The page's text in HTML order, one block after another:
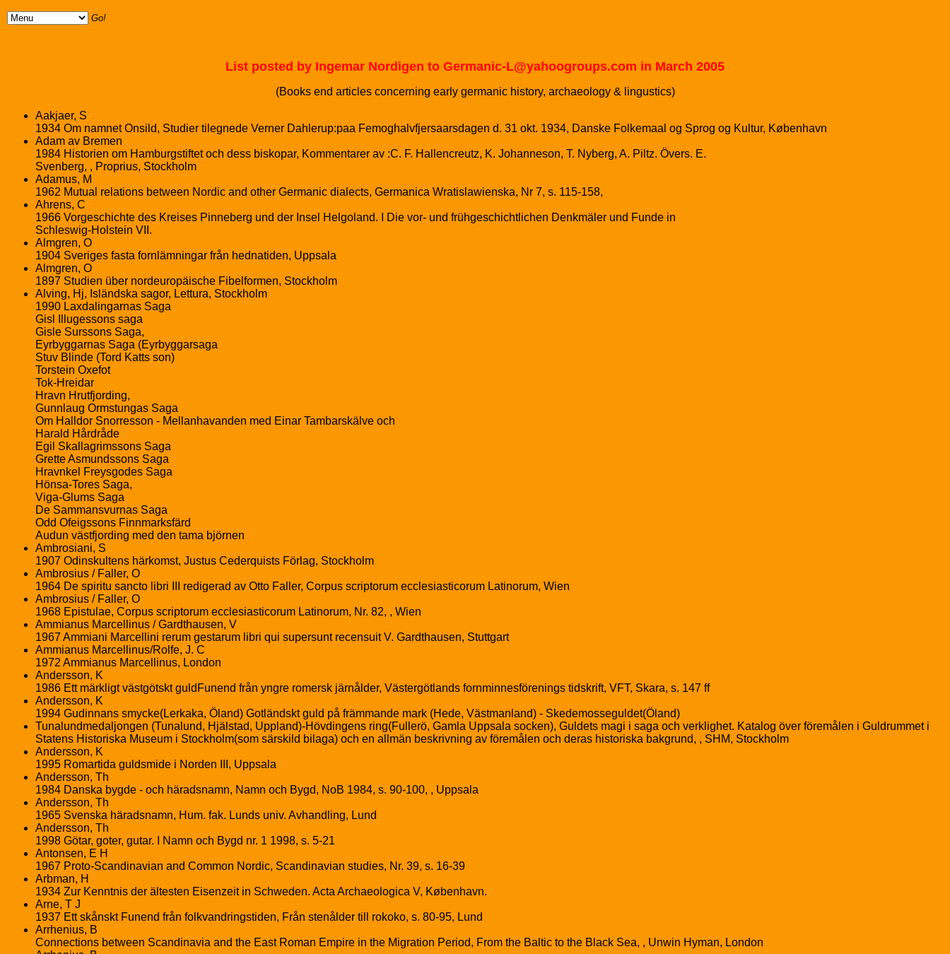
Go!
List posted by Ingemar Nordigen to Germanic-L@yahoogroups.com in March 2005
(Books end articles concerning early germanic history, archaeology & lingustics)
Aakjaer, S
1934 Om namnet Onsild, Studier tilegnede Verner Dahlerup:paa Femoghalvfjersaarsdagen d. 31 okt. 1934, Danske Folkemaal og Sprog og Kultur, København
Adam av Bremen
1984 Historien om Hamburgstiftet och dess biskopar, Kommentarer av :C. F. Hallencreutz, K. Johanneson, T. Nyberg, A. Piltz. Övers. E.
Svenberg, , Proprius, Stockholm
Adamus, M
1962 Mutual relations between Nordic and other Germanic dialects, Germanica Wratislawienska, Nr 7, s. 115-158,
Ahrens, C
1966 Vorgeschichte des Kreises Pinneberg und der Insel Helgoland. I Die vor- und frühgeschichtlichen Denkmäler und Funde in
Schleswig-Holstein VII.
Almgren, O
1904 Sveriges fasta fornlämningar från hednatiden, Uppsala
Almgren, O
1897 Studien über nordeuropäische Fibelformen, Stockholm
Alving, Hj, Isländska sagor, Lettura, Stockholm
1990 Laxdalingarnas Saga
Gisl Illugessons saga
Gisle Surssons Saga,
Eyrbyggarnas Saga (Eyrbyggarsaga
Stuv Blinde (Tord Katts son)
Torstein Oxefot
Tok-Hreidar
Hravn Hrutfjording,
Gunnlaug Ormstungas Saga
Om Halldor Snorresson - Mellanhavanden med Einar Tambarskälve och
Harald Hårdråde
Egil Skallagrimssons Saga
Grette Asmundssons Saga
Hravnkel Freysgodes Saga
Hönsa-Tores Saga,
Viga-Glums Saga
De Sammansvurnas Saga
Odd Ofeigssons Finnmarksfärd
Audun västfjording med den tama björnen
Ambrosiani, S
1907 Odinskultens härkomst, Justus Cederquists Förlag, Stockholm
Ambrosius / Faller, O
1964 De spiritu sancto libri III redigerad av Otto Faller, Corpus scriptorum ecclesiasticorum Latinorum, Wien
Ambrosius / Faller, O
1968 Epistulae, Corpus scriptorum ecclesiasticorum Latinorum, Nr. 82, , Wien
Ammianus Marcellinus / Gardthausen, V
1967 Ammiani Marcellini rerum gestarum libri qui supersunt recensuit V. Gardthausen, Stuttgart
Ammianus Marcellinus/Rolfe, J. C
1972 Ammianus Marcellinus, London
Andersson, K
1986 Ett märkligt västgötskt guldFunend från yngre romersk järnålder, Västergötlands fornminnesförenings tidskrift, VFT, Skara, s. 147 ff
Andersson, K
1994 Gudinnans smycke(Lerkaka, Öland) Gotländskt guld på främmande mark (Hede, Västmanland) - Skedemosseguldet(Öland)
Tunalundmedaljongen (Tunalund, Hjälstad, Uppland)-Hövdingens ring(Fullerö, Gamla Uppsala socken), Guldets magi i saga och verklighet. Katalog över föremålen i Guldrummet i
Statens Historiska Museum i Stockholm(som särskild bilaga) och en allmän beskrivning av föremålen och deras historiska bakgrund, , SHM, Stockholm
Andersson, K
1995 Romartida guldsmide i Norden III, Uppsala
Andersson, Th
1984 Danska bygde - och häradsnamn, Namn och Bygd, NoB 1984, s. 90-100, , Uppsala
Andersson, Th
1965 Svenska häradsnamn, Hum. fak. Lunds univ. Avhandling, Lund
Andersson, Th
1998 Götar, goter, gutar. I Namn och Bygd nr. 1 1998, s. 5-21
Antonsen, E H
1967 Proto-Scandinavian and Common Nordic, Scandinavian studies, Nr. 39, s. 16-39
Arbman, H
1934 Zur Kenntnis der ältesten Eisenzeit in Schweden. Acta Archaeologica V, København.
Arne, T J
1937 Ett skånskt Funend från folkvandringstiden, Från stenålder till rokoko, s. 80-95, Lund
Arrhenius, B
Connections between Scandinavia and the East Roman Empire in the Migration Period, From the Baltic to the Black Sea, , Unwin Hyman, London